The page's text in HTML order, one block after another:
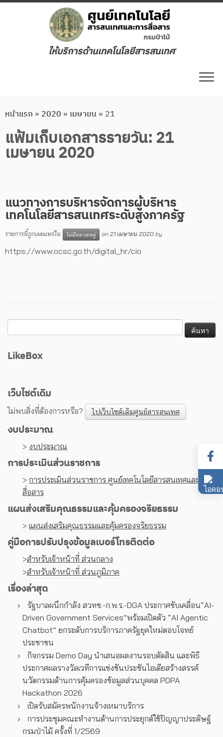
ให้บริการด้านเทคโนโลยีสารสนเทศ
หน้าแรก » 2020 » เมษายน» 21
แฟ้มเก็บเอกสารรายวัน:21
เมษายน 2020
แนวทางการบริหารจัดการผู้บริหาร
เทคโนโลยีสารสนเทศระดับสูงภาครัฐ
รายการนี้ถูกเผยแพร่ใน ไม่มีหมวดหมู่ on 21 เมษายน 2020 by
https://www.ocsc.go.th/digital_hr/cio
LikeBox
เว็บไซต์เดิม
ไม่พบสิ่งที่ต้องการหรือ? ไปเว็บไซต์เดิมศูนย์สารสนเทศ
งบประมาณ
> งบประมาณ
การประเมินส่วนราชการ
> การประเมินส่วนราชการ ศูนย์เทคโนโลยีสารสนเทศและการ
สื่อสาร
แผนส่งเสริมคุณธรรมและคุ้มครองจริยธรรม
> แผนส่งเสริมคุณธรรมและคุ้มครองจริยธรรม
คู่มือการปรับปรุงข้อมูลเบอร์โทรติดต่อ
>สำหรับเจ้าหน้าที่ ส่วนกลาง
>สำหรับเจ้าหน้าที่ ส่วนภูมิภาค
เรื่องล่าสุด
รัฐบาลผนึกกำลัง สวทช.-ก.พ.ร.-DGA ประกาศขับเคลื่อน“AI-
Driven Government Services”พร้อมเปิดตัว “AI Agentic
Chatbot” ยกระดับการบริการภาครัฐยุคใหม่ตอบโจทย์
ประชาชน
กิจกรรม Demo Day นำเสนอผลงานรอบตัดสิน และพิธี
ประกาศผลรางวัลเวทีการแข่งขันประชันไอเดียสร้างสรรค์
นวัตกรรมด้านการคุ้มครองข้อมูลส่วนบุคคล PDPA
Hackathon 2026
เปิดรับสมัครพนักงานจ้างเหมาบริการ
การประชุมคณะทํางานด้านการประยุกต์ใช้ปัญญาประดิษฐ์
กรมป่าไม้ ครั้งที่ 1/2569